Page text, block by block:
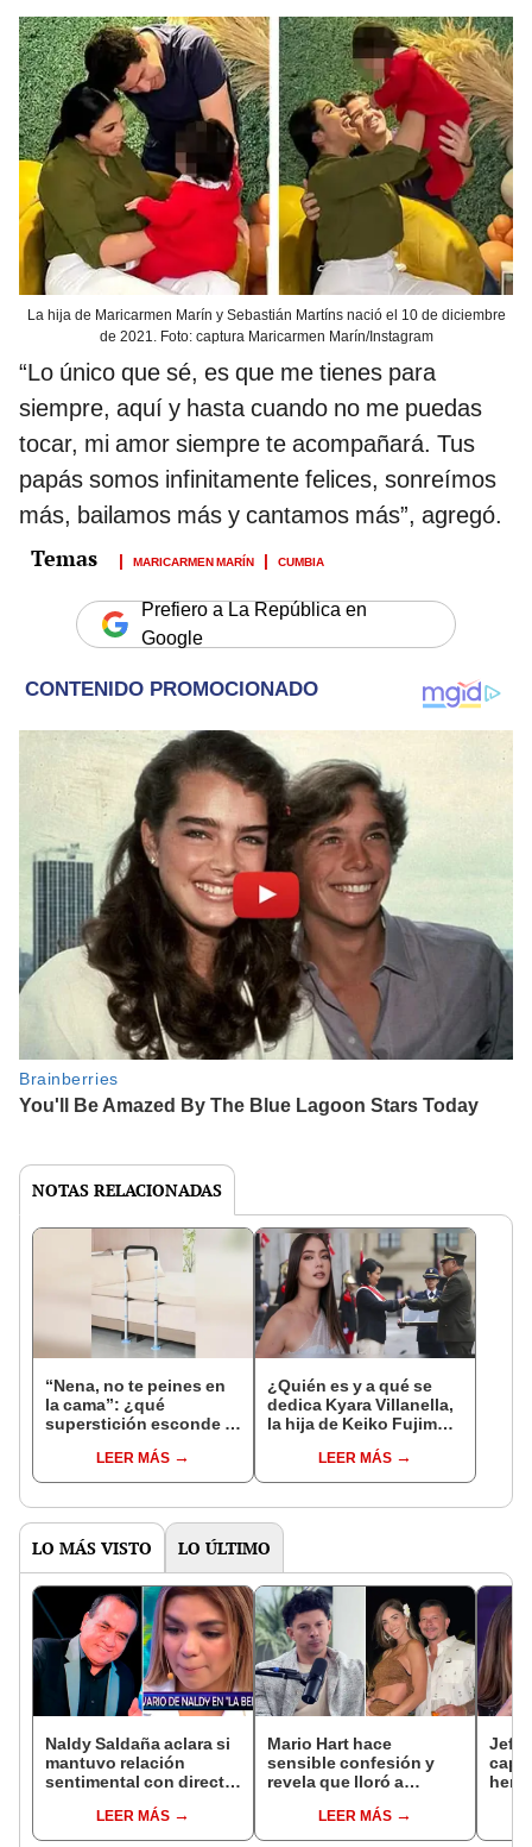
La hija de Maricarmen Marín y Sebastián Martíns nació el 10 de diciembre
de 2021. Foto: captura Maricarmen Marín/Instagram
“Lo único que sé, es que me tienes para
siempre, aquí y hasta cuando no me puedas
tocar, mi amor siempre te acompañará. Tus
papás somos infinitamente felices, sonreímos
más, bailamos más y cantamos más”, agregó.
MARICARMEN MARÍN CUMBIA
Prefiero a La República en
Google
NOTAS RELACIONADAS
“Nena, no te peines en
la cama”: ¿qué
superstición esconde la
Enanitos Verdes?
LEER MÁS
¿Quién es y a qué se
dedica Kyara Villanella,
la hija de Keiko Fujimori
nivel nacional?
LEER MÁS
LO MÁS VISTO LO ÚLTIMO
Naldy Saldaña aclara si
mantuvo relación
sentimental con director
denunciarlo por
tocamientos: “Me
LEER MÁS
Mario Hart hace
sensible confesión y
revela que lloró a
separación de Korina
Rivadeneira: "Sufrí
LEER MÁS